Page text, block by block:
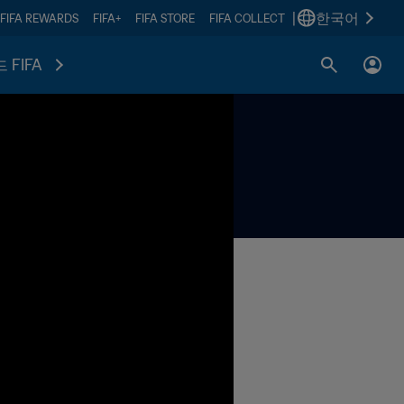
FIFA REWARDS FIFA+ FIFA STORE FIFA COLLECT 한국어
FIFA